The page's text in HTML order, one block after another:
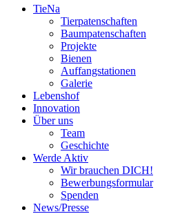
TieNa
Tierpatenschaften
Baumpatenschaften
Projekte
Bienen
Auffangstationen
Galerie
Lebenshof
Innovation
Über uns
Team
Geschichte
Werde Aktiv
Wir brauchen DICH!
Bewerbungsformular
Spenden
News/Presse